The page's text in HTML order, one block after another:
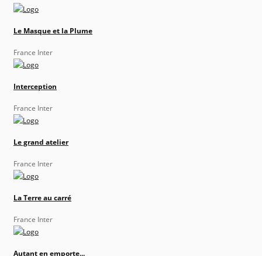
Le Masque et la Plume
France Inter
Interception
France Inter
Le grand atelier
France Inter
La Terre au carré
France Inter
Autant en emporte...